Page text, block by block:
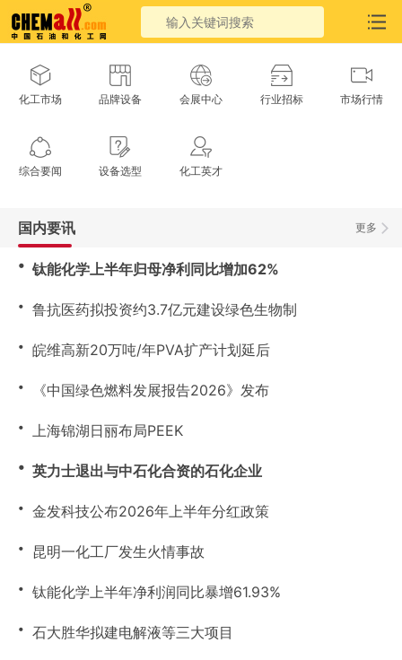
化工市场 品牌设备 会展中心 行业招标 市场行情
综合要闻 设备选型 化工英才
更多
国内要讯
・ 钛能化学上半年归母净利同比增加62%
・ 鲁抗医药拟投资约3.7亿元建设绿色生物制
・ 皖维高新20万吨/年PVA扩产计划延后
・ 《中国绿色燃料发展报告2026》发布
・ 上海锦湖日丽布局PEEK
・ 英力士退出与中石化合资的石化企业
・ 金发科技公布2026年上半年分红政策
・ 昆明一化工厂发生火情事故
・ 钛能化学上半年净利润同比暴增61.93%
・ 石大胜华拟建电解液等三大项目